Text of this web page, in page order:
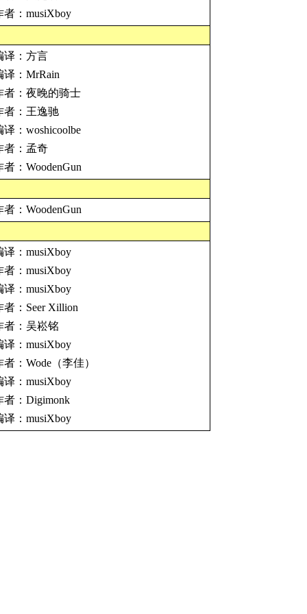
者：musiXboy
译：方言
译：MrRain
者：夜晚的骑士
者：王逸驰
译：woshicoolbe
者：孟奇
者：WoodenGun
者：WoodenGun
译：musiXboy
者：musiXboy
译：musiXboy
者：Seer Xillion
者：吴崧铭
译：musiXboy
者：Wode（李佳）
译：musiXboy
者：Digimonk
译：musiXboy